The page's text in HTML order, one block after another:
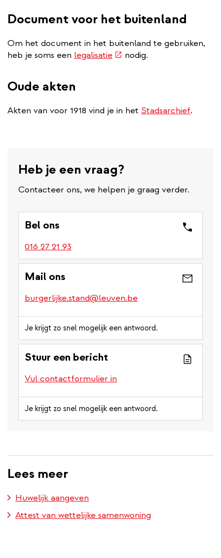
Document voor het buitenland
Om het document in het buitenland te gebruiken,
heb je soms een legalisatie(externe
nodig.
Oude akten
Akten van voor 1918 vind je in het Stadsarchief.
Heb je een vraag?
Contacteer ons, we helpen je graag verder.
Bel ons
016 27 21 93
Mail ons
burgerlijke.stand@leuven.be
Je krijgt zo snel mogelijk een antwoord.
Stuur een bericht
Vul contactformulier in
Je krijgt zo snel mogelijk een antwoord.
Lees meer
Huwelijk aangeven
Attest van wettelijke samenwoning